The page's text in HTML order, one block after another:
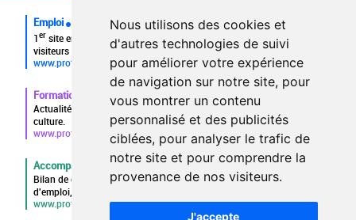
Nous utilisons des cookies et
d'autres technologies de suivi
pour améliorer votre expérience
de navigation sur notre site, pour
vous montrer un contenu
personnalisé et des publicités
ciblées, pour analyser le trafic de
notre site et pour comprendre la
provenance de nos visiteurs.
J'accepte
Emploi
1er site emploi du secteur culturel 784.000 visites et 230.000
visiteurs uniques par mois.
www.profilculture.com
Formation
Actualités, guide et annuaire des formations aux métiers de la
culture.
www.profilculture-formation.com
Accompagnement professionnel
Bilan de compétences, coaching, techniques de recherche
d'emploi, entretien conseil.
www.profilculture-competences.com